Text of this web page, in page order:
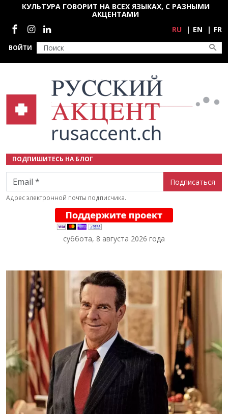
Перейти к основному содержанию
ВОЙТИ
КУЛЬТУРА ГОВОРИТ НА ВСЕХ ЯЗЫКАХ, С РАЗНЫМИ
АКЦЕНТАМИ
Социальные сети
RU EN FR
ПОДПИШИТЕСЬ НА БЛОГ
Email
Адрес электронной почты подписчика.
суббота, 8 августа 2026 года